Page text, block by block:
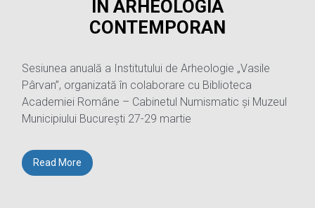
ÎN ARHEOLOGIA
CONTEMPORAN
Sesiunea anuală a Institutului de Arheologie „Vasile
Pârvan”, organizată în colaborare cu Biblioteca
Academiei Române – Cabinetul Numismatic și Muzeul
Municipiului București 27-29 martie
Read More